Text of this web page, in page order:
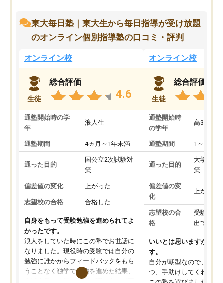
東大毎日塾｜東大生から毎日指導が受け放題
のオンライン個別指導塾の口コミ・評判
オンライン校
生徒
総合評価
4.6
通塾開始時の学
年
浪人生
通塾期間 4ヵ月～1年未満
通った目的
国公立2次試験対
策
偏差値の変化 上がった
志望校の合格 合格した
自身をもって受験勉強を進められてよ
かったです。
浪人をしていた時にこの塾でお世話に
なりました。現役時の受験では自分の
勉強に誰かからフィードバックをもら
うことなく独学で勉強を進めた結果、
入試本番に地歴の学習が間に合わず不
オンライン校
生徒
総合評価
通塾開始時
の学年
高3
通塾期間 1～3ヵ月
通った目的
大学入学
策
偏差値の変
化
上がった
志望校の合
格
受験して
出ていな
いいとは思いますが、料
す。
自分が朝型なので、自習
つ、手助けしてくれる設